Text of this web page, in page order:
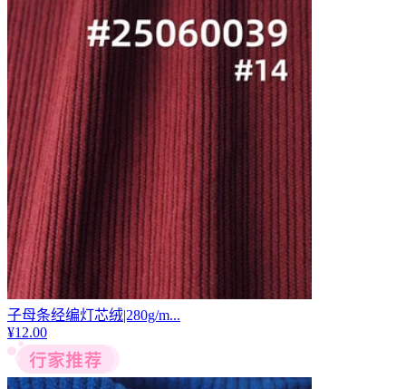
子母条经编灯芯绒|280g/m...
¥12.00